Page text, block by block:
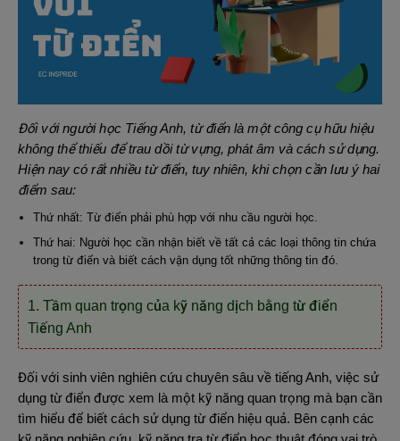
Đối với người học Tiếng Anh, từ điển là một công cụ hữu hiệu
không thể thiếu để trau dồi từ vựng, phát âm và cách sử dụng.
Hiện nay có rất nhiều từ điển, tuy nhiên, khi chọn cần lưu ý hai
điểm sau:
Thứ nhất: Từ điển phải phù hợp với nhu cầu người học.
Thứ hai: Người học cần nhận biết về tất cả các loại thông tin chứa
trong từ điển và biết cách vận dụng tốt những thông tin đó.
1. Tầm quan trọng của kỹ năng dịch bằng từ điển
Tiếng Anh
Đối với sinh viên nghiên cứu chuyên sâu về tiếng Anh, việc sử
dụng từ điển được xem là một kỹ năng quan trọng mà bạn cần
tìm hiểu để biết cách sử dụng từ điển hiệu quả. Bên cạnh các